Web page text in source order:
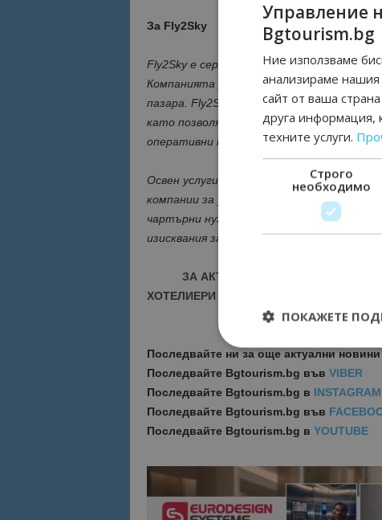
За Fly2Sky
Fly2Sky е сертифициран оператор по
Компанията управлява флот от 10
пазара. Fly2Sky предоставя ключова
като позволява разщиряване на флота
оперативни проблеми и разширяване на
Освен услуги ACMI, Fly2Sky си
компании за управление на дестинации
чартърни нужди, осигурявайки
изисквания за пътуване.
ЗА АКТУАЛНИ НОВИНИ И
ХОТЕЛИЕРИ - ПРИСЪЕДИНЕТЕ СЕ КЪМ
Последвайте ни за още актуални новини
Последвайте Bgtourism.bg във VIBER
Последвайте Bgtourism.bg в INSTAGRAM
Последвайте Bgtourism.bg във
Последвайте Bgtourism.bg в YOUTUBE
Управление
Bgtourism.bg
Ние използваме
анализираме
сайт от ваша
друга информация,
техните услуги.
Строго
необходимо
ПОКАЖЕТЕ
Строго необходимите
управление на
cookie_notice_accepted